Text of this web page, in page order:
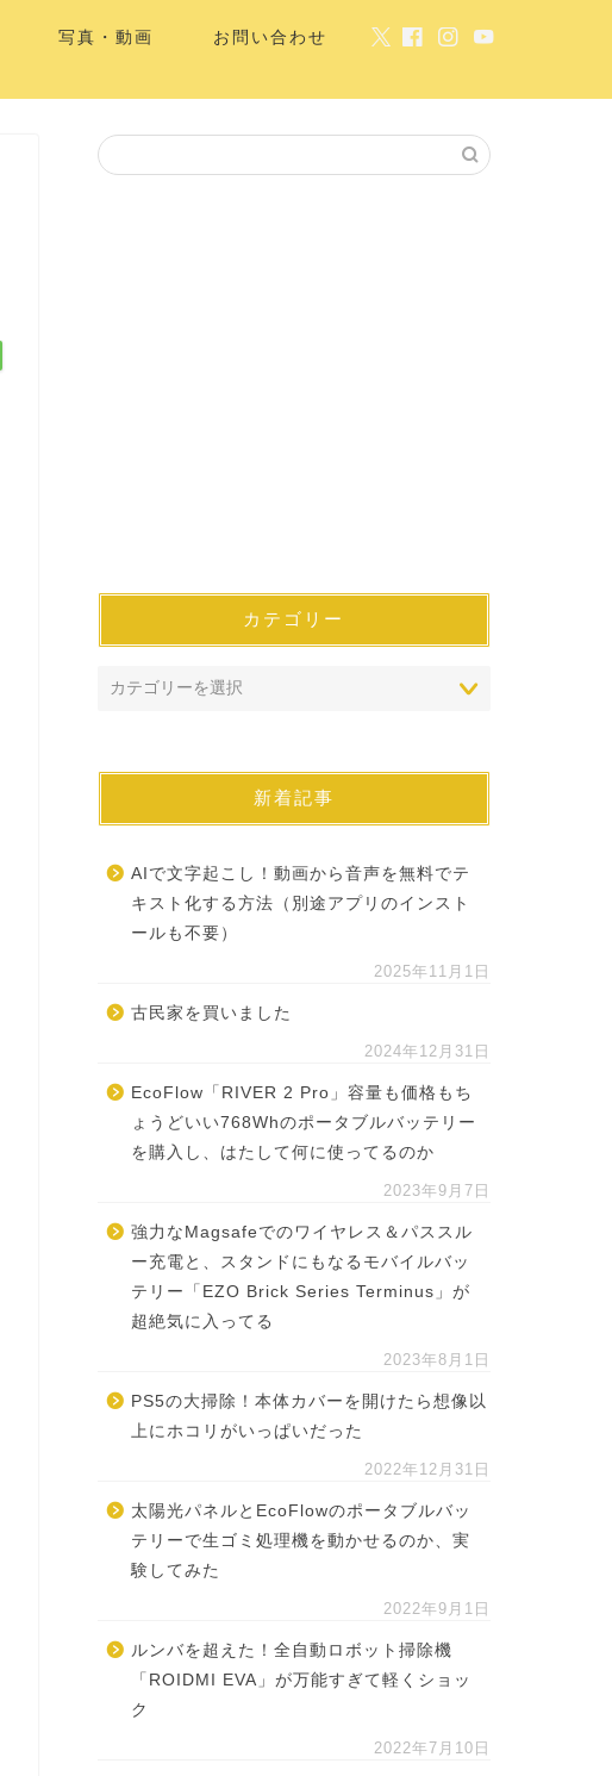
写真・動画 お問い合わせ
カテゴリー
新着記事
AIで文字起こし！動画から音声を無料でテ
キスト化する方法（別途アプリのインスト
ールも不要）
2025年11月1日
古民家を買いました
2024年12月31日
EcoFlow「RIVER 2 Pro」容量も価格もち
ょうどいい768Whのポータブルバッテリー
を購入し、はたして何に使ってるのか
2023年9月7日
強力なMagsafeでのワイヤレス＆パススル
ー充電と、スタンドにもなるモバイルバッ
テリー「EZO Brick Series Terminus」が
超絶気に入ってる
2023年8月1日
PS5の大掃除！本体カバーを開けたら想像以
上にホコリがいっぱいだった
2022年12月31日
太陽光パネルとEcoFlowのポータブルバッ
テリーで生ゴミ処理機を動かせるのか、実
験してみた
2022年9月1日
ルンバを超えた！全自動ロボット掃除機
「ROIDMI EVA」が万能すぎて軽くショッ
ク
2022年7月10日